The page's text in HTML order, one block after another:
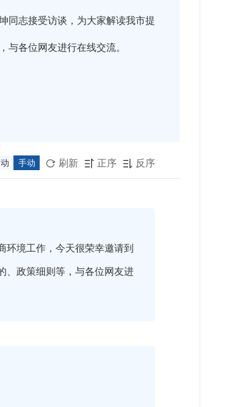
同志接受访谈，为大家解读我市提
与各位网友进行在线交流。
手动  刷新  正序  反序
环境工作，今天很荣幸邀请到
、政策细则等，与各位网友进